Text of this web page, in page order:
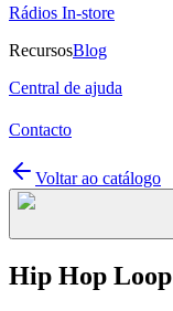
Rádios In-store
RecursosBlog
Central de ajuda
Contacto
Voltar ao catálogo
Hip Hop Loop